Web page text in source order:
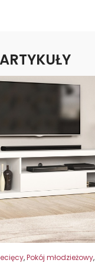
,Pokój młodzieżowy,